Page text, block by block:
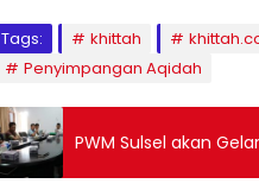
Tags: khittah
Penyimpangan Aqidah
PWM Sulsel akan